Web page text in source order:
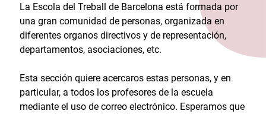
La Escola del Treball de Barcelona está formada por
una gran comunidad de personas, organizada en
diferentes organos directivos y de representación,
departamentos, asociaciones, etc.
Esta sección quiere acercaros estas personas, y en
particular, a todos los profesores de la escuela
mediante el uso de correo electrónico. Esperamos que